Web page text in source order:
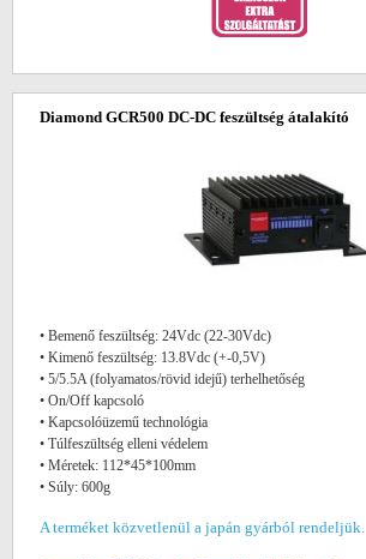
Diamond GCR500 DC-DC feszültség átalakító
• Bemenő feszültség: 24Vdc (22-30Vdc)
• Kimenő feszültség: 13.8Vdc (+-0,5V)
• 5/5.5A (folyamatos/rövid idejű) terhelhetőség
• On/Off kapcsoló
• Kapcsolóüzemű technológia
• Túlfeszültség elleni védelem
• Méretek: 112*45*100mm
• Súly: 600g
A terméket közvetlenül a japán gyárból rendeljük.